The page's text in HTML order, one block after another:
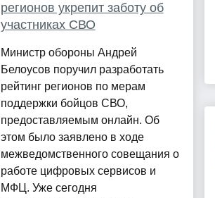
регионов укрепит заботу об
участниках СВО
Министр обороны Андрей
Белоусов поручил разработать
рейтинг регионов по мерам
поддержки бойцов СВО,
предоставляемым онлайн. Об
этом было заявлено в ходе
межведомственного совещания о
работе цифровых сервисов и
МФЦ. Уже сегодня